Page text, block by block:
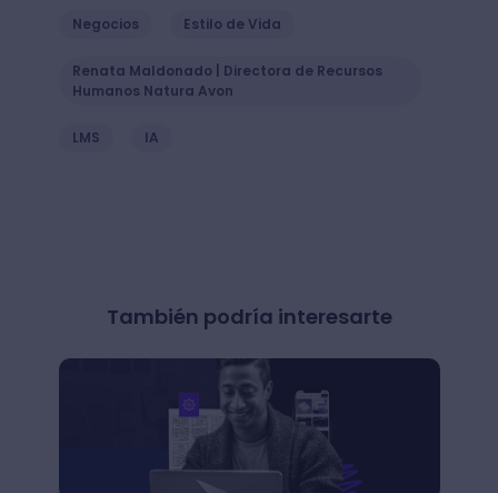
Negocios Estilo de Vida
Renata Maldonado | Directora de Recursos
Humanos Natura Avon
LMS IA
También podría interesarte